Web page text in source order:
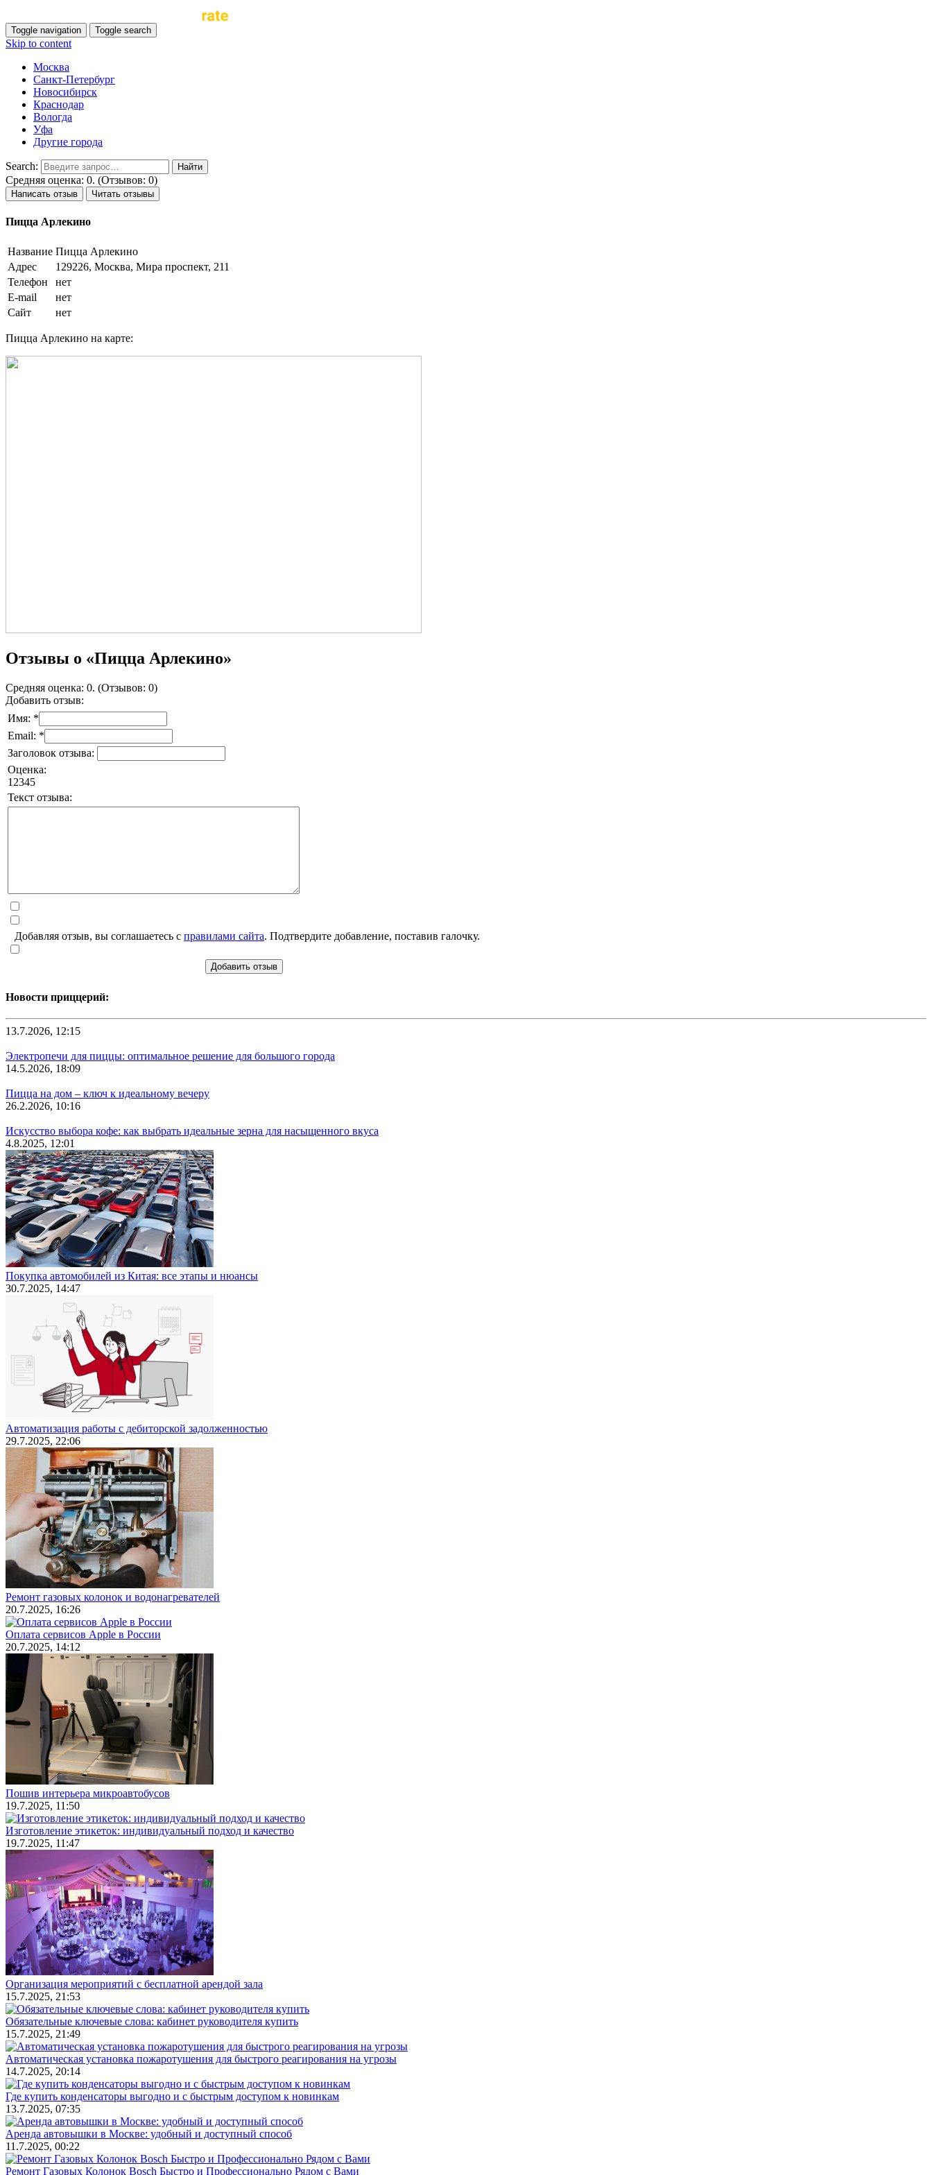
Toggle navigation Toggle search
Skip to content
Москва
Санкт-Петербург
Новосибирск
Краснодар
Вологда
Уфа
Другие города
Search:
Средняя оценка: 0. (Отзывов: 0)
Написать отзыв Читать отзывы
Пицца Арлекино
Название Пицца Арлекино
Адрес
129226, Москва, Мира проспект, 211
Телефон
нет
E-mail
нет
Сайт
нет
Пицца Арлекино на карте:
Отзывы о «Пицца Арлекино»
Средняя оценка: 0. (Отзывов: 0)
Добавить отзыв:
Имя: *
Email: *
Заголовок отзыва:
Оценка:
1 2345
Текст отзыва:
Добавляя отзыв, вы соглашаетесь с правилами сайта. Подтвердите добавление, поставив галочку.
Добавить отзыв
Новости приццерий:
13.7.2026, 12:15
Электропечи для пиццы: оптимальное решение для большого города
14.5.2026, 18:09
Пицца на дом – ключ к идеальному вечеру
26.2.2026, 10:16
Искусство выбора кофе: как выбрать идеальные зерна для насыщенного вкуса
4.8.2025, 12:01
Покупка автомобилей из Китая: все этапы и нюансы
30.7.2025, 14:47
Автоматизация работы с дебиторской задолженностью
29.7.2025, 22:06
Ремонт газовых колонок и водонагревателей
20.7.2025, 16:26
Оплата сервисов Apple в России
20.7.2025, 14:12
Пошив интерьера микроавтобусов
19.7.2025, 11:50
Изготовление этикеток: индивидуальный подход и качество
19.7.2025, 11:47
Организация мероприятий с бесплатной арендой зала
15.7.2025, 21:53
Обязательные ключевые слова: кабинет руководителя купить
15.7.2025, 21:49
Автоматическая установка пожаротушения для быстрого реагирования на угрозы
14.7.2025, 20:14
Где купить конденсаторы выгодно и с быстрым доступом к новинкам
13.7.2025, 07:35
Аренда автовышки в Москве: удобный и доступный способ
11.7.2025, 00:22
Ремонт Газовых Колонок Bosch Быстро и Профессионально Рядом с Вами